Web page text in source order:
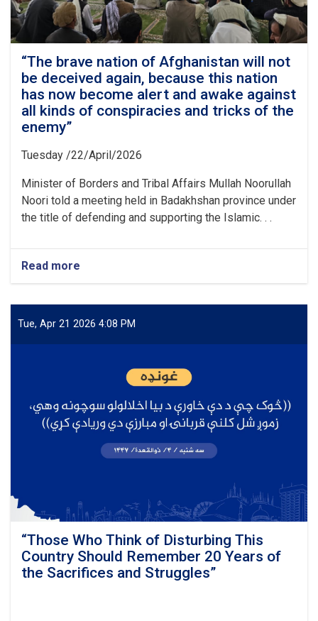
“The brave nation of Afghanistan will not
be deceived again, because this nation
has now become alert and awake against
all kinds of conspiracies and tricks of the
enemy”
Tuesday /22/April/2026
Minister of Borders and Tribal Affairs Mullah Noorullah
Noori told a meeting held in Badakhshan province under
the title of defending and supporting the Islamic. . .
Read more
“The
nation
of
again,
because
nation
alert
and
awake
against
all
kinds
Tue, Apr 21 2026 4:08 PM
“Those Who Think of Disturbing This
Country Should Remember 20 Years of
the Sacrifices and Struggles”